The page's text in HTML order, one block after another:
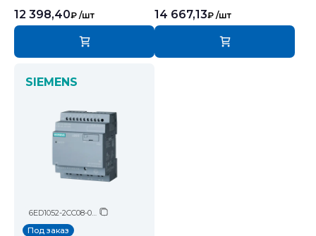
12 398,40₽ /шт 14 667,13₽ /шт
SIEMENS
6ED1052-2CC08-0BA2
Под заказ